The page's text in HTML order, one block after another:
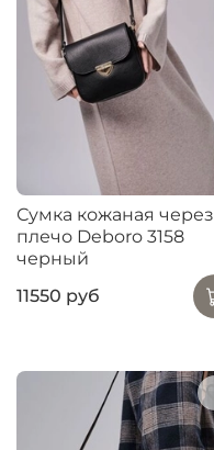
Сумка кожаная через
плечо Deboro 3158
черный
11550 руб